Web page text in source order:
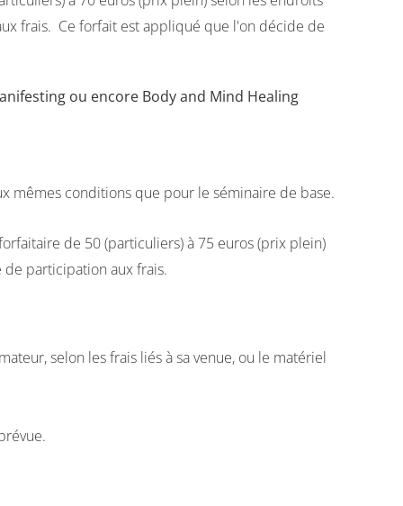
frais. Ce forfait est appliqué que l'on décide de
ou encore Body and Mind Healing
mêmes conditions que pour le séminaire de base.
de 50 (particuliers) à 75 euros (prix plein)
participation aux frais.
selon les frais liés à sa venue, ou le matériel